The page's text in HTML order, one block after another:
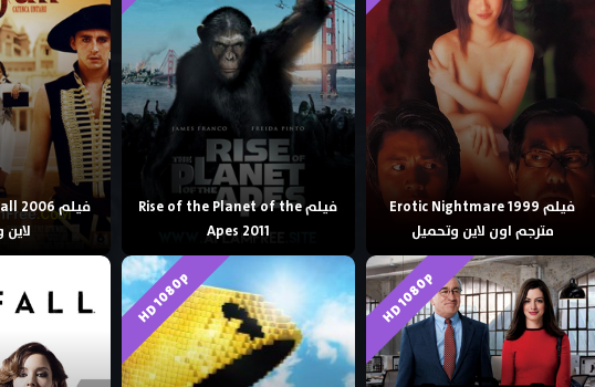
فيلم Erotic Nightmare 1999
مترجم اون لاين وتحميل
فيلم Rise of the Planet of the
Apes 2011
HD 1080p
HD 1080p